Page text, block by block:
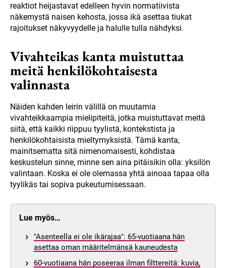
reaktiot heijastavat edelleen hyvin normatiivista
näkemystä naisen kehosta, jossa ikä asettaa tiukat
rajoitukset näkyvyydelle ja halulle tulla nähdyksi.
Vivahteikas kanta muistuttaa
meitä henkilökohtaisesta
valinnasta
Näiden kahden leirin välillä on muutamia
vivahteikkaampia mielipiteitä, jotka muistuttavat meitä
siitä, että kaikki riippuu tyylistä, kontekstista ja
henkilökohtaisista mieltymyksistä. Tämä kanta,
mainitsematta sitä nimenomaisesti, kohdistaa
keskustelun sinne, minne sen aina pitäisikin olla: yksilön
valintaan. Koska ei ole olemassa yhtä ainoaa tapaa olla
tyylikäs tai sopiva pukeutumisessaan.
Lue myös…
"Asenteella ei ole ikärajaa": 65-vuotiaana hän
asettaa oman määritelmänsä kauneudesta
60-vuotiaana hän poseeraa ilman filttereitä: kuvia,